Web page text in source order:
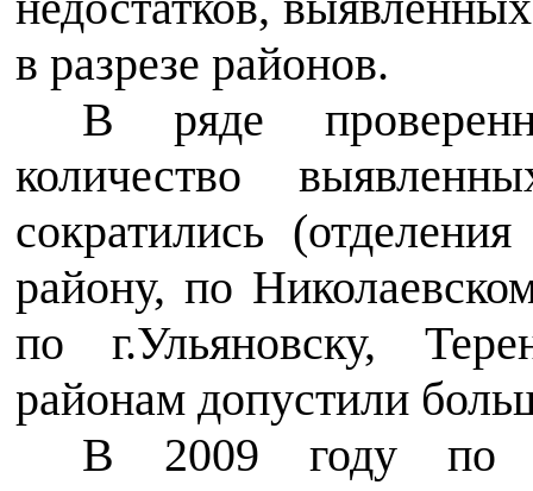
в разрезе районов.
В ряде
количество
сократились
району, по
по г.Ульяновску,
районам допустили
В 2009 году по